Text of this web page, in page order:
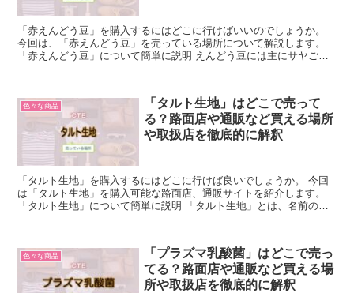
「赤えんどう豆」を購入するにはどこに行けばいいのでしょうか。
今回は、「赤えんどう豆」を売っている場所について解説します。
「赤えんどう豆」について簡単に説明 えんどう豆には主にサヤごと
色々な商品
「タルト生地」はどこで売って
る？路面店や通販など買える場所
や取扱店を徹底的に解釈
「タルト生地」を購入するにはどこに行けば良いでしょうか。 今回
は「タルト生地」を購入可能な路面店、通販サイトを紹介します。
「タルト生地」について簡単に説明 「タルト生地」とは、名前の通
色々な商品
「プラズマ乳酸菌」はどこで売っ
てる？路面店や通販など買える場
所や取扱店を徹底的に解釈